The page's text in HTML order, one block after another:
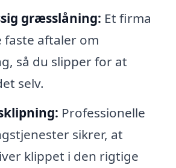
græsslåning: Et firma
faste aftaler om
så du slipper for at
selv.
Professionelle
sikrer, at
klippet i den rigtige